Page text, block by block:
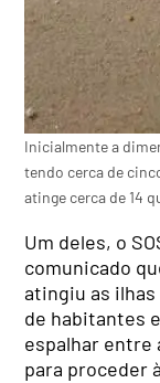
Inicialmente a
tendo cerca de
atinge cerca de 14
Um deles, o
comunicado
atingiu as
de habitantes
espalhar entre
para proceder